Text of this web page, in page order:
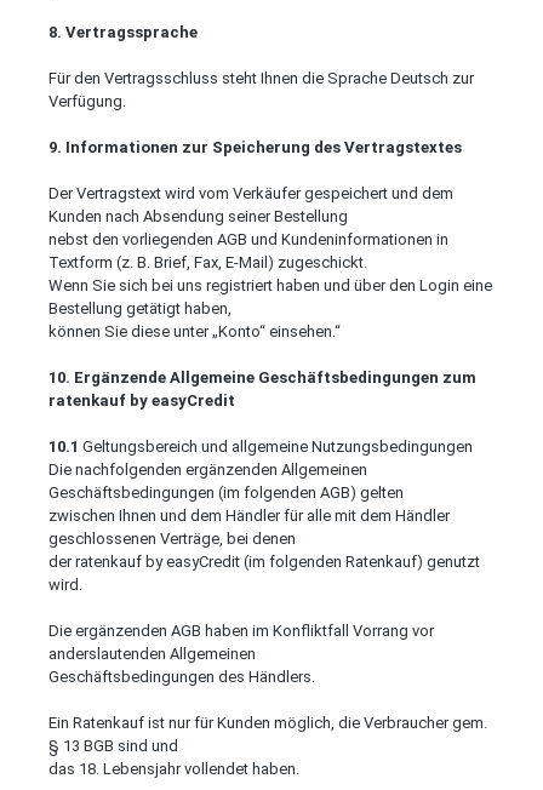
8. Vertragssprache
Für den Vertragsschluss steht Ihnen die Sprache Deutsch zur
Verfügung.
9. Informationen zur Speicherung des Vertragstextes
Der Vertragstext wird vom Verkäufer gespeichert und dem
Kunden nach Absendung seiner Bestellung
nebst den vorliegenden AGB und Kundeninformationen in
Textform (z. B. Brief, Fax, E-Mail) zugeschickt.
Wenn Sie sich bei uns registriert haben und über den Login eine
Bestellung getätigt haben,
können Sie diese unter „Konto“ einsehen.“
10. Ergänzende Allgemeine Geschäftsbedingungen zum
ratenkauf by easyCredit
10.1 Geltungsbereich und allgemeine Nutzungsbedingungen
Die nachfolgenden ergänzenden Allgemeinen
Geschäftsbedingungen (im folgenden AGB) gelten
zwischen Ihnen und dem Händler für alle mit dem Händler
geschlossenen Verträge, bei denen
der ratenkauf by easyCredit (im folgenden Ratenkauf) genutzt
wird.
Die ergänzenden AGB haben im Konfliktfall Vorrang vor
anderslautenden Allgemeinen
Geschäftsbedingungen des Händlers.
Ein Ratenkauf ist nur für Kunden möglich, die Verbraucher gem.
§ 13 BGB sind und
das 18. Lebensjahr vollendet haben.